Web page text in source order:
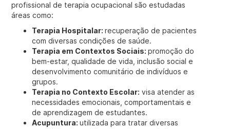
profissional de terapia ocupacional são estudadas
áreas como:
Terapia Hospitalar:recuperação de pacientes
com diversas condições de saúde.
Terapia em Contextos Sociais:promoção do
bem-estar, qualidade de vida, inclusão social e
desenvolvimento comunitário de indivíduos e
grupos.
Terapia no Contexto Escolar: visa atender as
necessidades emocionais, comportamentais e
de aprendizagem de estudantes.
Acupuntura:utilizada para tratar diversas